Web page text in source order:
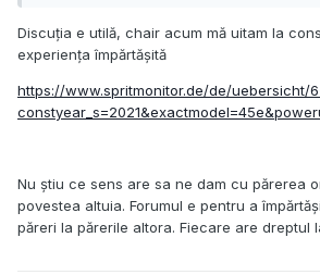
Discuția e utilă, chair acum mă uitam la
experiența împărtășită
https://www.spritmonitor.de/de/uebersicht/
Nu știu ce sens are sa ne dam cu părerea
povestea altuia. Forumul e pentru a
păreri la părerile altora. Fiecare are dreptul